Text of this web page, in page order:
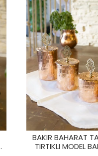
BAKIR BAHARAT
ÇİÇEKLİ MODEL